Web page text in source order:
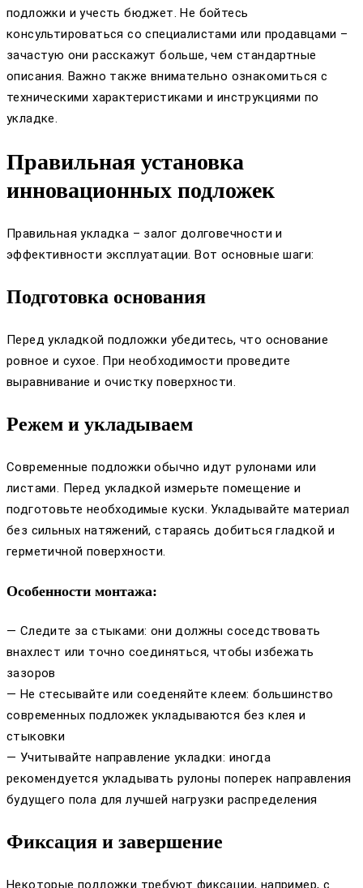
подложки и учесть бюджет. Не бойтесь
консультироваться со специалистами или продавцами –
зачастую они расскажут больше, чем стандартные
описания. Важно также внимательно ознакомиться с
техническими характеристиками и инструкциями по
укладке.
Правильная установка
инновационных подложек
Правильная укладка – залог долговечности и
эффективности эксплуатации. Вот основные шаги:
Подготовка основания
Перед укладкой подложки убедитесь, что основание
ровное и сухое. При необходимости проведите
выравнивание и очистку поверхности.
Режем и укладываем
Современные подложки обычно идут рулонами или
листами. Перед укладкой измерьте помещение и
подготовьте необходимые куски. Укладывайте материал
без сильных натяжений, стараясь добиться гладкой и
герметичной поверхности.
Особенности монтажа:
— Следите за стыками: они должны соседствовать
внахлест или точно соединяться, чтобы избежать
зазоров
— Не стесывайте или соеденяйте клеем: большинство
современных подложек укладываются без клея и
стыковки
— Учитывайте направление укладки: иногда
рекомендуется укладывать рулоны поперек направления
будущего пола для лучшей нагрузки распределения
Фиксация и завершение
Некоторые подложки требуют фиксации, например, с